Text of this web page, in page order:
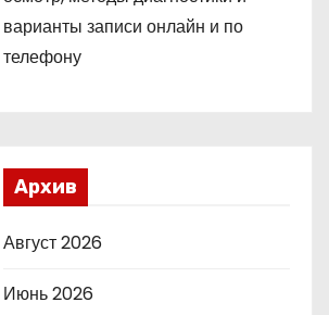
варианты записи онлайн и по
телефону
Архив
Август 2026
Июнь 2026